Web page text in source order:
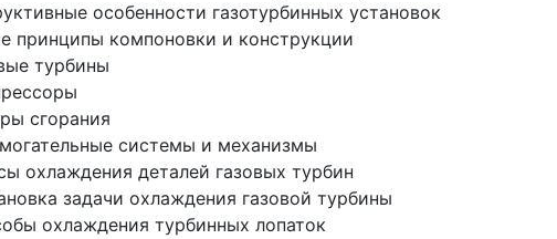
особенности газотурбинных установок
принципы компоновки и конструкции
турбины
сгорания
системы и механизмы
охлаждения деталей газовых турбин
задачи охлаждения газовой турбины
охлаждения турбинных лопаток